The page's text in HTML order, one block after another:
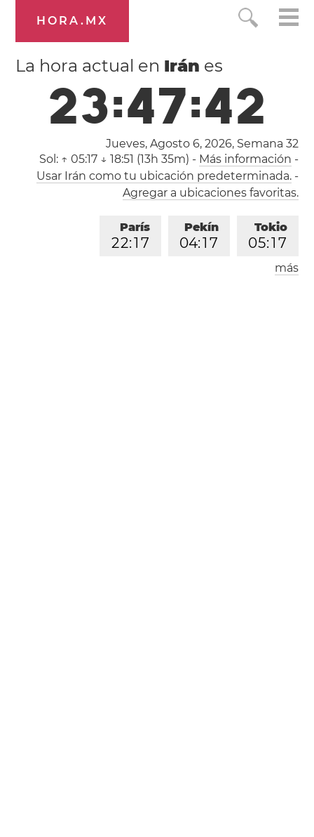
HORA.MX
La hora actual en Irán es
23:47:43
Jueves, Agosto 6, 2026, Semana 32
Sol: ↑ 05:17 ↓ 18:51 (13h 35m) - Más información -
Usar Irán como tu ubicación predeterminada.-
Agregar a ubicaciones favoritas.
Tokio
05:1 7
Pekín
04:1 7
París
22:1 7
Londres
más